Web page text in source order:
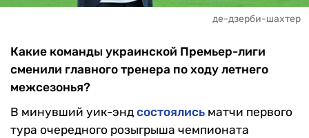
де-дзерби-шахтер
Какие команды украинской Премьер-лиги
сменили главного тренера по ходу летнего
межсезонья?
В минувший уик-энд состоялись матчи первого
тура очередного розыгрыша чемпионата